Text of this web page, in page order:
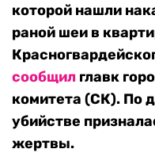
которой нашли
раной шеи в
сообщил главк
комитета (СК). По
убийстве
жертвы.